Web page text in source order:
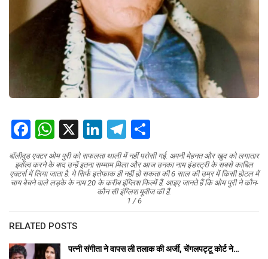
Facebook
WhatsApp
X LinkedIn
Telegram
बॉलीवुड एक्टर ओम पुरी को सफलता थाली में नहीं परोसी गई. अपनी मेहनत और खुद को लगातार
इवॉल्व करने के बाद उन्हें इतना सम्माम मिला और आज उनका नाम इंडस्ट्री के सबसे काबिल
एक्टर्स में लिया जाता है. ये सिर्फ इत्तेफाक ही नहीं हो सकता की 6 साल की उम्र में किसी होटल में
चाय बेचने वाले लड़के के नाम 20 के करीब इंग्लिश फिल्में हैं. आइए जानते हैं कि ओम पुरी ने कौन-
कौन सी इंग्लिश मूवीज की हैं.
1 / 6
RELATED POSTS
पत्नी संगीता ने वापस ली तलाक की अर्जी, चेंगलपट्टू कोर्ट ने…